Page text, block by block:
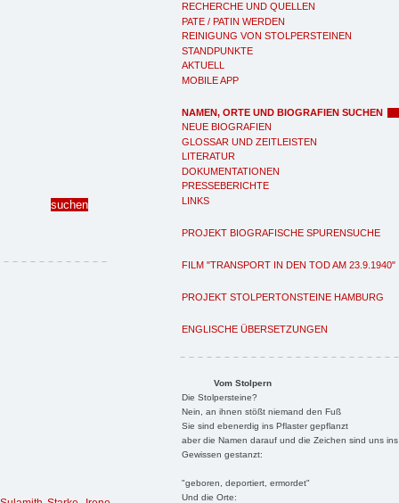
RECHERCHE UND QUELLEN
PATE / PATIN WERDEN
REINIGUNG VON STOLPERSTEINEN
STANDPUNKTE
AKTUELL
MOBILE APP
NAMEN, ORTE UND BIOGRAFIEN SUCHEN
NEUE BIOGRAFIEN
GLOSSAR UND ZEITLEISTEN
LITERATUR
DOKUMENTATIONEN
PRESSEBERICHTE
LINKS
PROJEKT BIOGRAFISCHE SPURENSUCHE
FILM "TRANSPORT IN DEN TOD AM 23.9.1940"
PROJEKT STOLPERTONSTEINE HAMBURG
ENGLISCHE ÜBERSETZUNGEN
Vom Stolpern
Die Stolpersteine?
Nein, an ihnen stößt niemand den Fuß
Sie sind ebenerdig ins Pflaster gepflanzt
aber die Namen darauf und die Zeichen sind uns ins
Gewissen gestanzt:
"geboren, deportiert, ermordet"
Und die Orte: